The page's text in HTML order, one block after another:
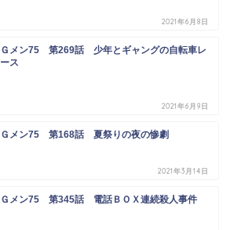
2021年6月8日
Ｇメン75 第269話 少年とギャングの自転車レ
ース
2021年6月9日
Ｇメン75 第168話 夏祭りの夜の惨劇
2021年3月14日
Ｇメン75 第345話 電話ＢＯＸ連続殺人事件